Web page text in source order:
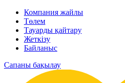
Компания жайлы
Төлем
Тауарды қайтару
Жеткізу
Байланыс
Сапаны бақылау